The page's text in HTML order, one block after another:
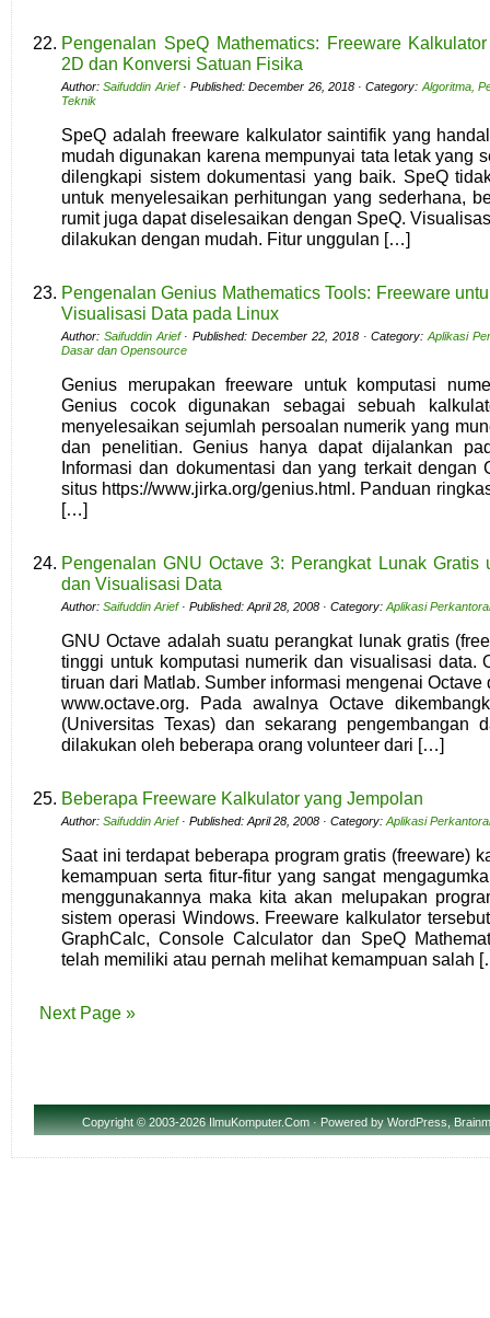
Pengenalan SpeQ Mathematics: Freeware
2D dan Konversi Satuan Fisika
Author:Saifuddin Arief· Published: December 26, 2018 · Category: Algoritma,
Teknik
SpeQ adalah freeware kalkulator saintifik yang
mudah digunakan karena mempunyai tata letak yang
dilengkapi sistem dokumentasi yang baik. SpeQ
untuk menyelesaikan perhitungan yang sederhana,
rumit juga dapat diselesaikan dengan SpeQ.
dilakukan dengan mudah. Fitur unggulan […]
Pengenalan Genius Mathematics Tools: Freeware
Visualisasi Data pada Linux
Author: Saifuddin Arief· Published: December 22, 2018 · Category:Aplikasi
Dasar dan Opensource
Genius merupakan freeware untuk komputasi
Genius cocok digunakan sebagai sebuah
menyelesaikan sejumlah persoalan numerik yang
dan penelitian. Genius hanya dapat dijalankan
Informasi dan dokumentasi dan yang terkait dengan
situs https://www.jirka.org/genius.html. Panduan
[…]
Pengenalan GNU Octave 3: Perangkat Lunak Gratis
dan Visualisasi Data
Author: Saifuddin Arief· Published: April 28, 2008 · Category: Aplikasi
GNU Octave adalah suatu perangkat lunak gratis
tinggi untuk komputasi numerik dan visualisasi data.
tiruan dari Matlab. Sumber informasi mengenai
www.octave.org. Pada awalnya Octave
(Universitas Texas) dan sekarang pengembangan
dilakukan oleh beberapa orang volunteer dari […]
Beberapa Freeware Kalkulator yang Jempolan
Author: Saifuddin Arief· Published: April 28, 2008 · Category: Aplikasi
Saat ini terdapat beberapa program gratis (freeware)
kemampuan serta fitur-fitur yang sangat
menggunakannya maka kita akan melupakan
sistem operasi Windows. Freeware kalkulator
GraphCalc, Console Calculator dan SpeQ
telah memiliki atau pernah melihat kemampuan salah
Next Page »
Copyright© 2003-2026 IlmuKomputer.Com · Powered byWordPress,